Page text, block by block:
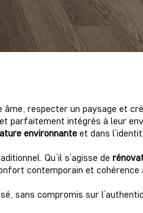
respecter un paysage et
parfaitement intégrés à leur
environnanteet dans
Qu’il s’agisse de
contemporain et
sans compromis sur